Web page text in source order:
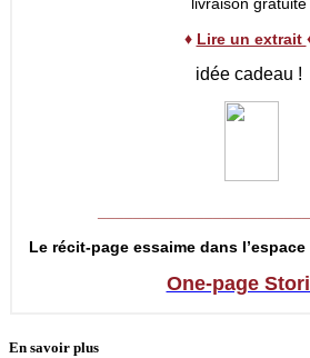
livraison gratuite
♦ Lire un extrait
idée cadeau !
Le récit-page essaime dans
One-page
En savoir plus